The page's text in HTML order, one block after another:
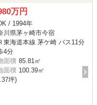
万円
/ 1994年
川県茅ヶ崎市今宿
東海道本線 茅ケ崎 バス11分
4分
面積 85.81㎡
面積 100.39㎡
坪)